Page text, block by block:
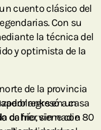
cuento clásico del
Con su
la técnica del
y optimista de la
de la provincia
regresó a casa
de frío, sin nadie
en un
cahier viene con 80